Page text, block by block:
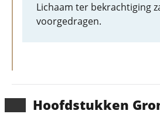
Hoofd­stukken
Lichaam ter bekrachtiging
voorgedragen.